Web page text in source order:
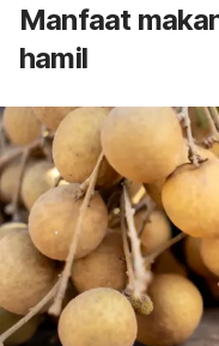
Manfaat
hamil